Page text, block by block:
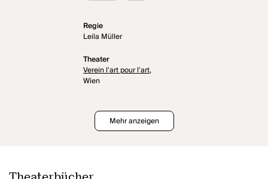
Regie
Leila Müller
Theater
Verein l'art pour l'art,
Wien
Mehr anzeigen